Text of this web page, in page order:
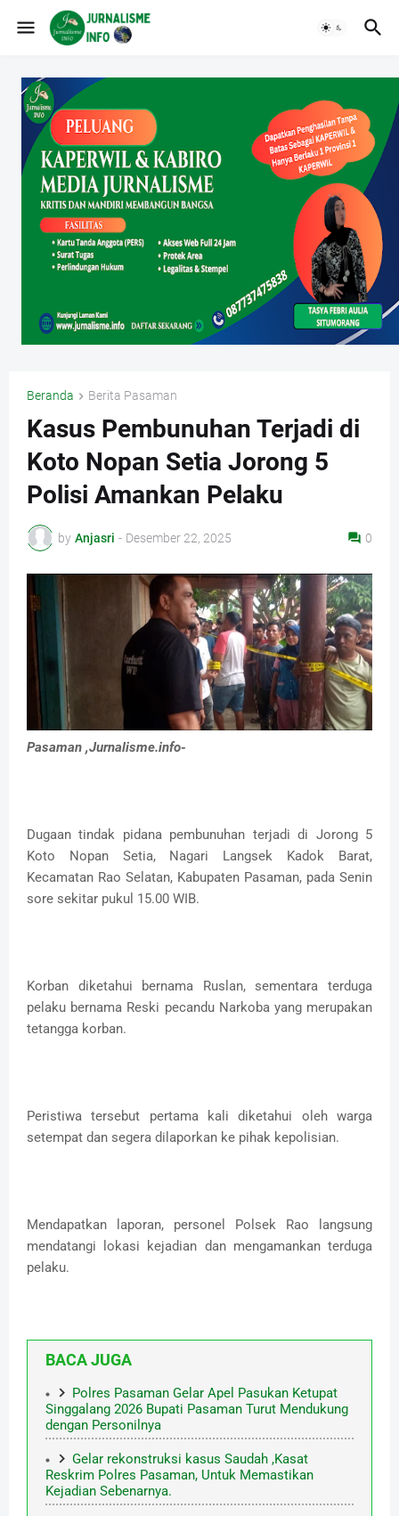
Beranda Berita Pasaman
Kasus Pembunuhan Terjadi di
Koto Nopan Setia Jorong 5
Polisi Amankan Pelaku
by Anjasri - Desember 22, 2025 0
Pasaman ,Jurnalisme.info-
Dugaan tindak pidana pembunuhan terjadi di Jorong 5
Koto Nopan Setia, Nagari Langsek Kadok Barat,
Kecamatan Rao Selatan, Kabupaten Pasaman, pada Senin
sore sekitar pukul 15.00 WIB.
Korban diketahui bernama Ruslan, sementara terduga
pelaku bernama Reski pecandu Narkoba yang merupakan
tetangga korban.
Peristiwa tersebut pertama kali diketahui oleh warga
setempat dan segera dilaporkan ke pihak kepolisian.
Mendapatkan laporan, personel Polsek Rao langsung
mendatangi lokasi kejadian dan mengamankan terduga
pelaku.
BACA JUGA
Polres Pasaman Gelar Apel Pasukan Ketupat
Singgalang 2026 Bupati Pasaman Turut Mendukung
dengan Personilnya
Gelar rekonstruksi kasus Saudah ,Kasat
Reskrim Polres Pasaman, Untuk Memastikan
Kejadian Sebenarnya.